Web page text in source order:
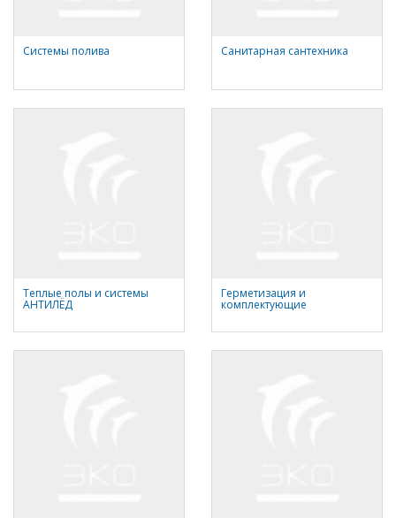
Системы полива Санитарная сантехника
Теплые полы и системы
АНТИЛЁД
Герметизация и
комплектующие